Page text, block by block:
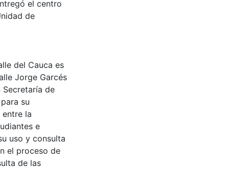
el centro
de
del Cauca es
Jorge Garcés
de
su
la
e
uso y consulta
el proceso de
de las